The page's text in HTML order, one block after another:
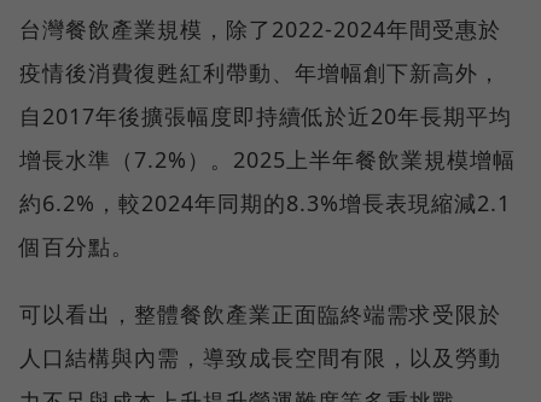
台灣餐飲產業規模，除了2022-2024年間受惠於
疫情後消費復甦紅利帶動、年增幅創下新高外，
自2017年後擴張幅度即持續低於近20年長期平均
增長水準（7.2%）。2025上半年餐飲業規模增幅
約6.2%，較2024年同期的8.3%增長表現縮減2.1
個百分點。
可以看出，整體餐飲產業正面臨終端需求受限於
人口結構與內需，導致成長空間有限，以及勞動